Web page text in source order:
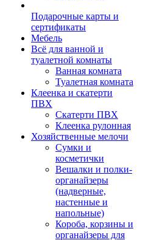
Подарочные карты и
сертификаты
Мебель
Всё для ванной и
туалетной комнаты
Ванная комната
Туалетная комната
Клеенка и скатерти
ПВХ
Скатерти ПВХ
Клеенка рулонная
Хозяйственные мелочи
Сумки и
косметички
Вешалки и полки-
органайзеры
(надверные,
настенные и
напольные)
Короба, корзины и
органайзеры для